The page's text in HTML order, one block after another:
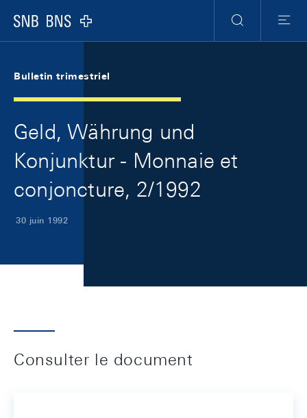
Logo
RechercheMenu
Bulletin trimestriel
Geld, Währung und
Konjunktur - Monnaie et
conjoncture, 2/1992
30 juin 1992
Consulter le document